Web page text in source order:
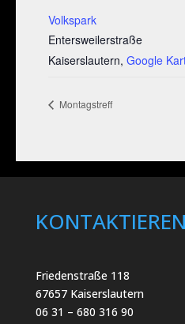
Volkspark
Entersweilerstraße
Kaiserslautern, Google
Montagstreff
Friedenstraße 118
67657 Kaiserslautern
06 31 – 680 316 90